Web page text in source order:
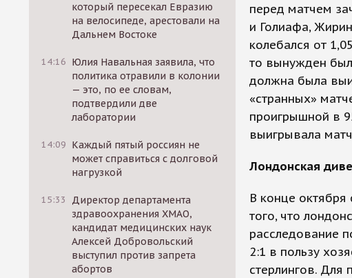
который пересекал Евразию
на велосипеде, арестовали на
Дальнем Востоке
14:16 Юлия Навальная заявила, что
политика отравили в колонии
— это, по ее словам,
подтвердили две
лаборатории
14:09 Каждый пятый россиян не
может справиться с долговой
нагрузкой
15:33
Директор департамента
здравоохранения ХМАО,
кандидат медицинских наук
Алексей Добровольский
выступил против запрета
абортов
перед матчем
и Голиафа,
колебался от
то вынужден
должна была
«странных»
проигрышной в
выигрывала
Лондонская
В конце октября
того, что
расследование
2:1 в пользу
стерлингов. Для